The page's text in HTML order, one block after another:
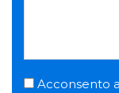
Acconsento